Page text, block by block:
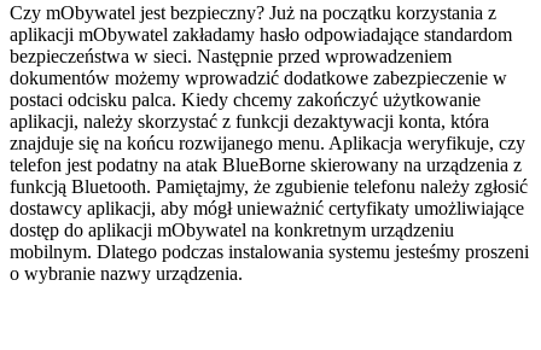
Czy mObywatel jest bezpieczny? Już na początku korzystania z
aplikacji mObywatel zakładamy hasło odpowiadające standardom
bezpieczeństwa w sieci. Następnie przed wprowadzeniem
dokumentów możemy wprowadzić dodatkowe zabezpieczenie w
postaci odcisku palca. Kiedy chcemy zakończyć użytkowanie
aplikacji, należy skorzystać z funkcji dezaktywacji konta, która
znajduje się na końcu rozwijanego menu. Aplikacja weryfikuje, czy
telefon jest podatny na atak BlueBorne skierowany na urządzenia z
funkcją Bluetooth. Pamiętajmy, że zgubienie telefonu należy zgłosić
dostawcy aplikacji, aby mógł unieważnić certyfikaty umożliwiające
dostęp do aplikacji mObywatel na konkretnym urządzeniu
mobilnym. Dlatego podczas instalowania systemu jesteśmy proszeni
o wybranie nazwy urządzenia.